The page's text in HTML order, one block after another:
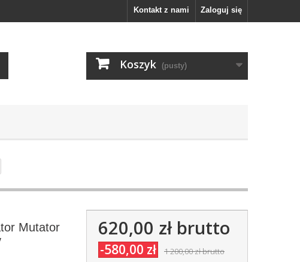
Zaloguj się
Kontakt z nami
Koszyk (pusty)
Mutator
620,00 złbrutto
-580,00 zł 1 200,00 złbrutto